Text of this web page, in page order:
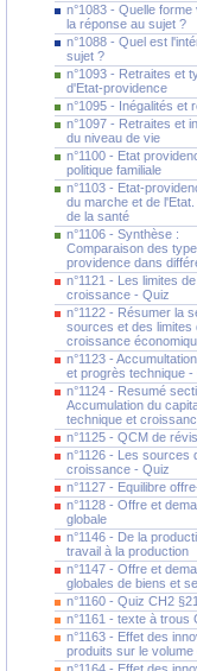
n°1083 - Quelle
la réponse au sujet ?
n°1088 - Quel est
sujet ?
n°1093 - Retraites et
d'Etat-providence
n°1095 - Inégalités et
n°1097 - Retraites et
du niveau de vie
n°1100 - Etat
politique familiale
n°1103 - Etat-
du marche et de
de la santé
n°1106 - Synthèse :
Comparaison des
providence dans
n°1121 - Les limites
croissance - Quiz
n°1122 - Résumer la
sources et des limites
croissance
n°1123 -
et progrès technique -
n°1124 - Resumé
Accumulation du
technique et
n°1125 - QCM de
n°1126 - Les sources
croissance - Quiz
n°1127 - Equilibre
n°1128 - Offre et
globale
n°1146 - De la
travail à la production
n°1147 - Offre et
globales de biens et
n°1160 - Quiz CH2 §21
n°1161 - texte à trous
n°1163 - Effet des
produits sur le volume